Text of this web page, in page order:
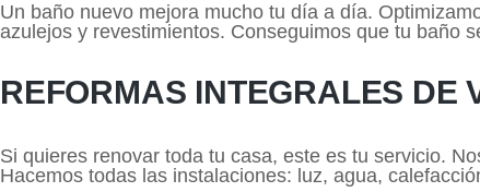
Un baño nuevo mejora mucho tu día a día.
azulejos y revestimientos. Conseguimos que tu baño
REFORMAS INTEGRALES DE
Si quieres renovar toda tu casa, este es tu servicio.
Hacemos todas las instalaciones: luz, agua,